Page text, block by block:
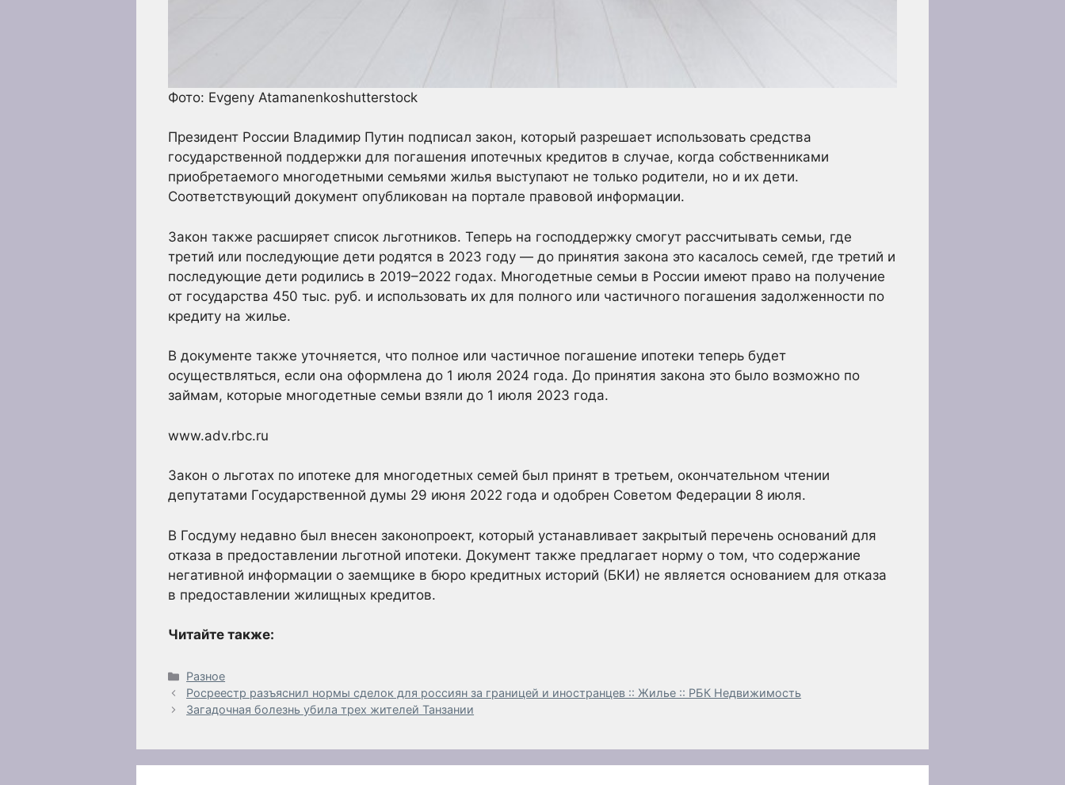
Фото: Evgeny Atamanenkoshutterstock
Президент России Владимир Путин подписал закон, который разрешает использовать средства
государственной поддержки для погашения ипотечных кредитов в случае, когда собственниками
приобретаемого многодетными семьями жилья выступают не только родители, но и их дети.
Соответствующий документ опубликован на портале правовой информации.
Закон также расширяет список льготников. Теперь на господдержку смогут рассчитывать семьи, где
третий или последующие дети родятся в 2023 году — до принятия закона это касалось семей, где третий и
последующие дети родились в 2019–2022 годах. Многодетные семьи в России имеют право на получение
от государства 450 тыс. руб. и использовать их для полного или частичного погашения задолженности по
кредиту на жилье.
В документе также уточняется, что полное или частичное погашение ипотеки теперь будет
осуществляться, если она оформлена до 1 июля 2024 года. До принятия закона это было возможно по
займам, которые многодетные семьи взяли до 1 июля 2023 года.
www.adv.rbc.ru
Закон о льготах по ипотеке для многодетных семей был принят в третьем, окончательном чтении
депутатами Государственной думы 29 июня 2022 года и одобрен Советом Федерации 8 июля.
В Госдуму недавно был внесен законопроект, который устанавливает закрытый перечень оснований для
отказа в предоставлении льготной ипотеки. Документ также предлагает норму о том, что содержание
негативной информации о заемщике в бюро кредитных историй (БКИ) не является основанием для отказа
в предоставлении жилищных кредитов.
Читайте также:
Рубрики
Разное
Росреестр разъяснил нормы сделок для россиян за границей и иностранцев :: Жилье :: РБК Недвижимость
Загадочная болезнь убила трех жителей Танзании